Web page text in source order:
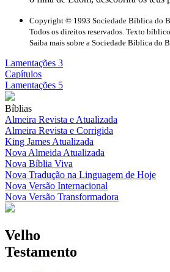
Copyright © 1993 Sociedade Bíblica do
Todos os direitos reservados. Texto
Saiba mais sobre a Sociedade Bíblica do
Lamentações 3
Capítulos
Lamentações 5
Bíblias
Almeira Revista e Atualizada
Almeira Revista e Corrigida
King James Atualizada
Nova Almeida Atualizada
Nova Bíblia Viva
Nova Tradução na Linguagem de Hoje
Nova Versão Internacional
Nova Versão Transformadora
Velho
Testamento